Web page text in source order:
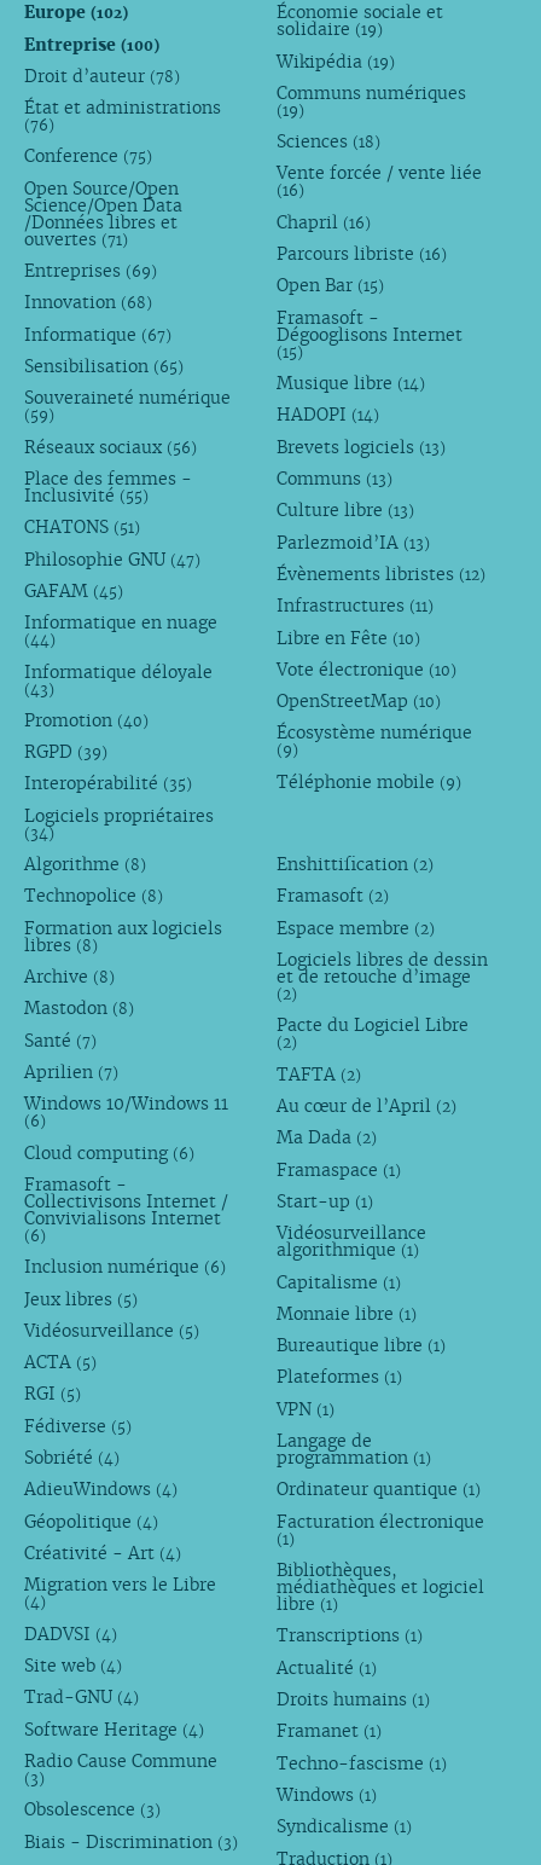
Europe (102)
Entreprise (100)
Droit d’auteur (78)
État et administrations
(76)
Conference (75)
Open Source/Open
Science/Open Data
/Données libres et
ouvertes (71)
Entreprises (69)
Innovation (68)
Informatique (67)
Sensibilisation (65)
Souveraineté numérique
(59)
Réseaux sociaux (56)
Place des femmes -
Inclusivité (55)
CHATONS (51)
Philosophie GNU (47)
GAFAM (45)
Informatique en nuage
(44)
Informatique déloyale
(43)
Promotion (40)
RGPD (39)
Interopérabilité (35)
Logiciels propriétaires
(34)
Économie sociale et
solidaire (19)
Wikipédia (19)
Communs numériques
(19)
Sciences (18)
Vente forcée / vente liée
(16)
Chapril (16)
Parcours libriste (16)
Open Bar (15)
Framasoft -
Dégooglisons Internet
(15)
Musique libre (14)
HADOPI (14)
Brevets logiciels (13)
Communs (13)
Culture libre (13)
Parlezmoid’IA (13)
Évènements libristes (12)
Infrastructures (11)
Libre en Fête (10)
Vote électronique (10)
OpenStreetMap (10)
Écosystème numérique
(9)
Téléphonie mobile (9)
Algorithme (8)
Technopolice (8)
Formation aux logiciels
libres (8)
Archive (8)
Mastodon (8)
Santé (7)
Aprilien (7)
Windows 10/Windows 11
(6)
Cloud computing (6)
Framasoft -
Collectivisons Internet /
Convivialisons Internet
(6)
Inclusion numérique (6)
Jeux libres (5)
Vidéosurveillance (5)
ACTA (5)
RGI (5)
Fédiverse (5)
Sobriété (4)
AdieuWindows (4)
Géopolitique (4)
Créativité - Art (4)
Migration vers le Libre
(4)
DADVSI (4)
Site web (4)
Trad-GNU (4)
Software Heritage (4)
Radio Cause Commune
(3)
Obsolescence (3)
Biais - Discrimination (3)
Enshittification (2)
Framasoft (2)
Espace membre (2)
Logiciels libres de dessin
et de retouche d’image
(2)
Pacte du Logiciel Libre
(2)
TAFTA (2)
Au cœur de l’April (2)
Ma Dada (2)
Framaspace (1)
Start-up (1)
Vidéosurveillance
algorithmique (1)
Capitalisme (1)
Monnaie libre (1)
Bureautique libre (1)
Plateformes (1)
VPN (1)
Langage de
programmation (1)
Ordinateur quantique (1)
Facturation électronique
(1)
Bibliothèques,
médiathèques et logiciel
libre (1)
Transcriptions (1)
Actualité (1)
Droits humains (1)
Framanet (1)
Techno-fascisme (1)
Windows (1)
Syndicalisme (1)
Traduction (1)